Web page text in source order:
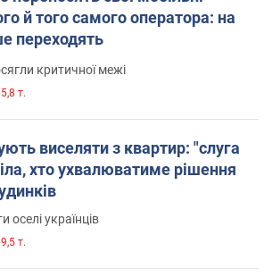
й того самого оператора: на
переходять
критичної межі
т.
виселяти з квартир: "слуга
хто ухвалюватиме рішення
оселі українців
т.